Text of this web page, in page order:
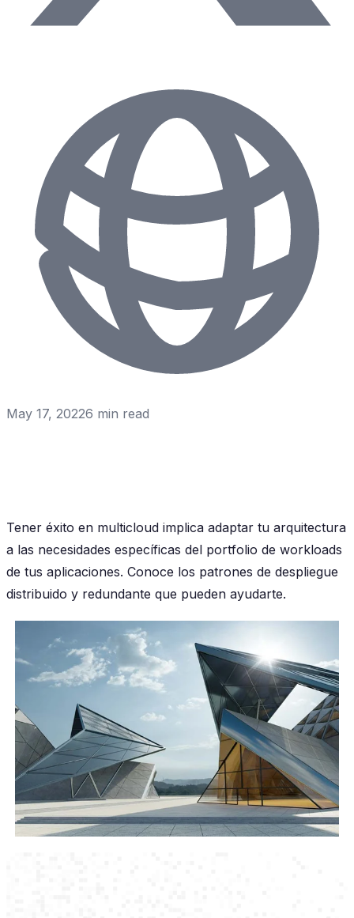
May 17, 20226 min read
Tener éxito en multicloud implica adaptar tu arquitectura
a las necesidades específicas del portfolio de workloads
de tus aplicaciones. Conoce los patrones de despliegue
distribuido y redundante que pueden ayudarte.